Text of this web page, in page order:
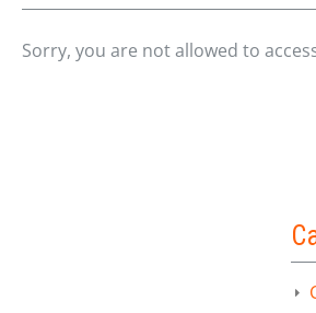
Sorry, you are not allowed to